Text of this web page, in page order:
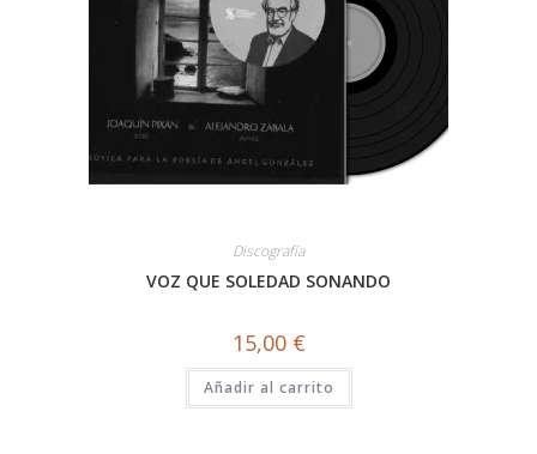
Discografía
VOZ QUE SOLEDAD SONANDO
15,00 €
Añadir al carrito